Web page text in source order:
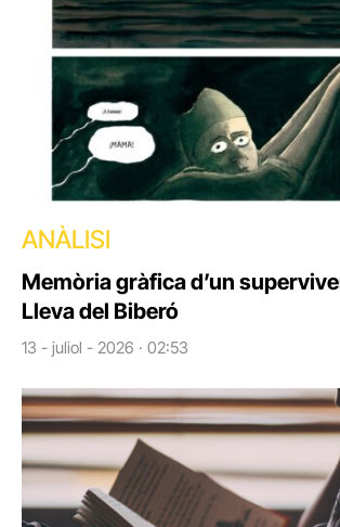
ANÀLISI
Memòria gràfica d’un
Lleva del Biberó
13 - juliol - 2026 · 02:53